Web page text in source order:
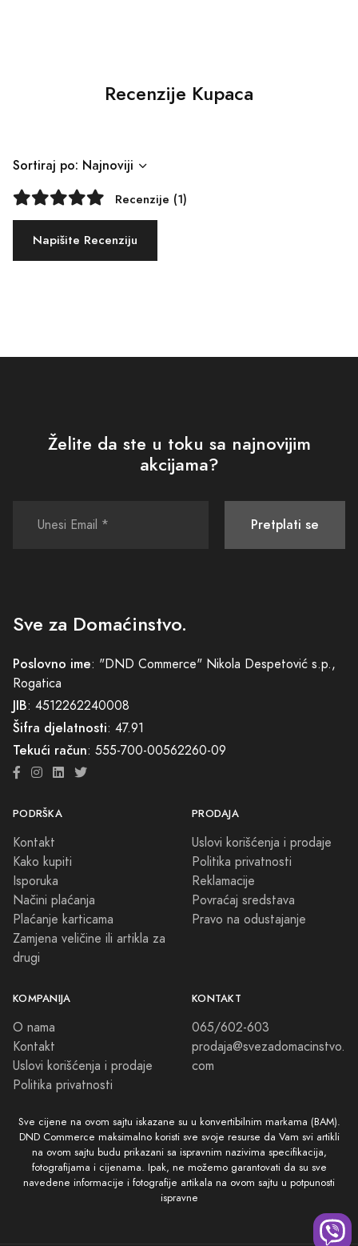
Recenzije Kupaca
Sortiraj po: Najnoviji
Recenzije (1)
Napišite Recenziju
Želite da ste u toku sa najnovijim
akcijama?
Pretplati se
Sve za Domaćinstvo.
Poslovno ime: "DND Commerce" Nikola Despetović s.p.,
Rogatica
JIB: 4512262240008
Šifra djelatnosti: 47.91
Tekući račun: 555-700-00562260-09
PODRŠKA
Kontakt
Kako kupiti
Isporuka
Načini plaćanja
Plaćanje karticama
Zamjena veličine ili artikla za
drugi
PRODAJA
Uslovi korišćenja i prodaje
Politika privatnosti
Reklamacije
Povraćaj sredstava
Pravo na odustajanje
KOMPANIJA
O nama
Kontakt
Uslovi korišćenja i prodaje
Politika privatnosti
KONTAKT
065/602-603
prodaja@svezadomacinstvo.
com
Sve cijene na ovom sajtu iskazane su u konvertibilnim markama (BAM).
DND Commerce maksimalno koristi sve svoje resurse da Vam svi artikli
na ovom sajtu budu prikazani sa ispravnim nazivima specifikacija,
fotografijama i cijenama. Ipak, ne možemo garantovati da su sve
navedene informacije i fotografije artikala na ovom sajtu u potpunosti
ispravne